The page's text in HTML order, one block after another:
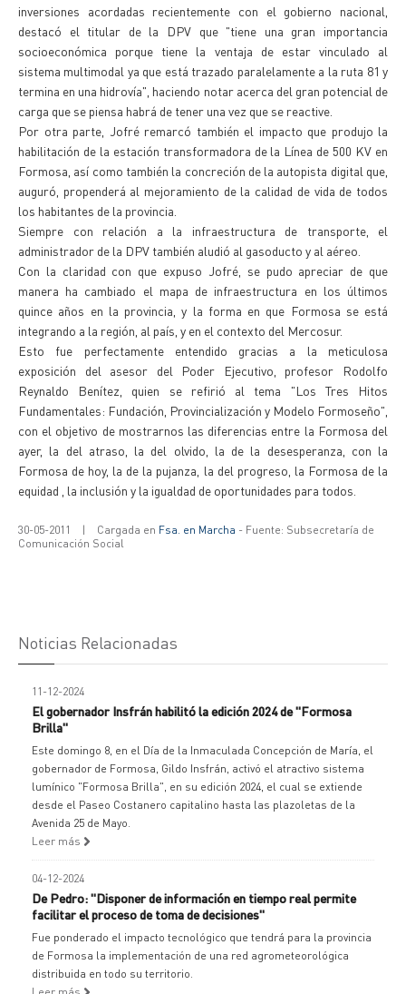
inversiones acordadas recientemente con el gobierno nacional,
destacó el titular de la DPV que "tiene una gran importancia
socioeconómica porque tiene la ventaja de estar vinculado al
sistema multimodal ya que está trazado paralelamente a la ruta 81 y
termina en una hidrovía", haciendo notar acerca del gran potencial de
carga que se piensa habrá de tener una vez que se reactive.
Por otra parte, Jofré remarcó también el impacto que produjo la
habilitación de la estación transformadora de la Línea de 500 KV en
Formosa, así como también la concreción de la autopista digital que,
auguró, propenderá al mejoramiento de la calidad de vida de todos
los habitantes de la provincia.
Siempre con relación a la infraestructura de transporte, el
administrador de la DPV también aludió al gasoducto y al aéreo.
Con la claridad con que expuso Jofré, se pudo apreciar de que
manera ha cambiado el mapa de infraestructura en los últimos
quince años en la provincia, y la forma en que Formosa se está
integrando a la región, al país, y en el contexto del Mercosur.
Esto fue perfectamente entendido gracias a la meticulosa
exposición del asesor del Poder Ejecutivo, profesor Rodolfo
Reynaldo Benítez, quien se refirió al tema "Los Tres Hitos
Fundamentales: Fundación, Provincialización y Modelo Formoseño",
con el objetivo de mostrarnos las diferencias entre la Formosa del
ayer, la del atraso, la del olvido, la de la desesperanza, con la
Formosa de hoy, la de la pujanza, la del progreso, la Formosa de la
equidad , la inclusión y la igualdad de oportunidades para todos.
30-05-2011 | Cargada en Fsa. en Marcha - Fuente: Subsecretaría de
Comunicación Social
Noticias Relacionadas
11-12-2024
El gobernador Insfrán habilitó la edición 2024 de "Formosa
Brilla"
Este domingo 8, en el Día de la Inmaculada Concepción de María, el
gobernador de Formosa, Gildo Insfrán, activó el atractivo sistema
lumínico "Formosa Brilla", en su edición 2024, el cual se extiende
desde el Paseo Costanero capitalino hasta las plazoletas de la
Avenida 25 de Mayo.
Leer más
04-12-2024
De Pedro: "Disponer de información en tiempo real permite
facilitar el proceso de toma de decisiones"
Fue ponderado el impacto tecnológico que tendrá para la provincia
de Formosa la implementación de una red agrometeorológica
distribuida en todo su territorio.